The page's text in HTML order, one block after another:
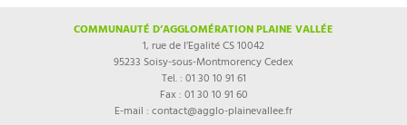
COMMUNAUTÉ D’AGGLOMÉRATION PLAINE VALLÉE
1, rue de l’Egalité CS 10042
95233 Soisy-sous-Montmorency Cedex
Tel. : 01 30 10 91 61
Fax : 01 30 10 91 60
E-mail : contact@agglo-plainevallee.fr